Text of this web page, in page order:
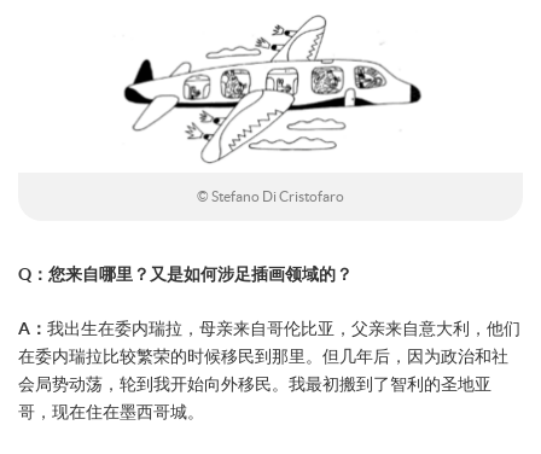
© Stefano Di Cristofaro
Q：您来自哪里？又是如何涉足插画领域的？
A： 我出生在委内瑞拉，母亲来自哥伦比亚，父亲来自意大利，他们
在委内瑞拉比较繁荣的时候移民到那里。但几年后，因为政治和社
会局势动荡，轮到我开始向外移民。我最初搬到了智利的圣地亚
哥，现在住在墨西哥城。